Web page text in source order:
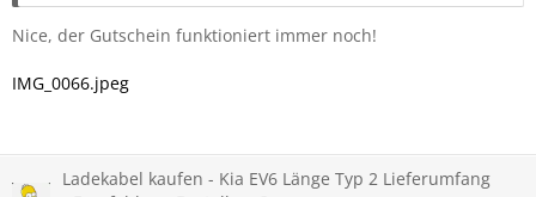
Nice, der Gutschein funktioniert immer noch!
IMG_0066.jpeg
Ladekabel kaufen - Kia EV6 Länge Typ 2 Lieferumfang